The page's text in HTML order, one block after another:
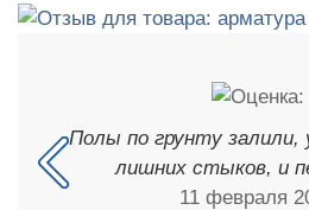
Полы по грунту залили,
лишних стыков, и
11 февраля